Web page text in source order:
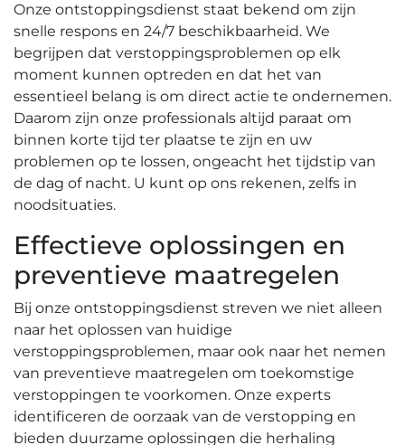
Onze ontstoppingsdienst staat bekend om zijn
snelle respons en 24/7 beschikbaarheid.​ We
begrijpen dat verstoppingsproblemen op elk
moment kunnen optreden en dat het van
essentieel belang is om direct actie te ondernemen.
Daarom zijn onze professionals altijd paraat om
binnen korte tijd ter plaatse te zijn en uw
problemen op te lossen, ongeacht het tijdstip van
de dag of nacht.​ U kunt op ons rekenen, zelfs in
noodsituaties.​
Effectieve oplossingen en
preventieve maatregelen
Bij onze ontstoppingsdienst streven we niet alleen
naar het oplossen van huidige
verstoppingsproblemen, maar ook naar het nemen
van preventieve maatregelen om toekomstige
verstoppingen te voorkomen. Onze experts
identificeren de oorzaak van de verstopping en
bieden duurzame oplossingen die herhaling